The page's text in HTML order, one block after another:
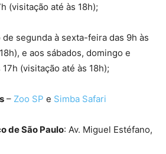
(visitação até às 18h);
segunda à sexta-feira das 9h às
e aos sábados, domingo e
(visitação até às 18h);
– Zoo SP e Simba Safari
de São Paulo: Av. Miguel Estéfano,